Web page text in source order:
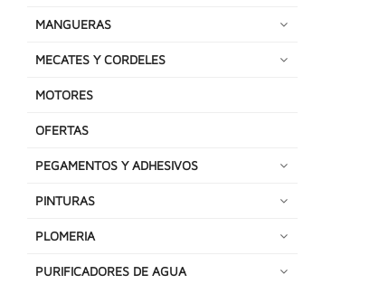
MANGUERAS
MECATES Y CORDELES
MOTORES
OFERTAS
PEGAMENTOS Y ADHESIVOS
PINTURAS
PLOMERIA
PURIFICADORES DE AGUA